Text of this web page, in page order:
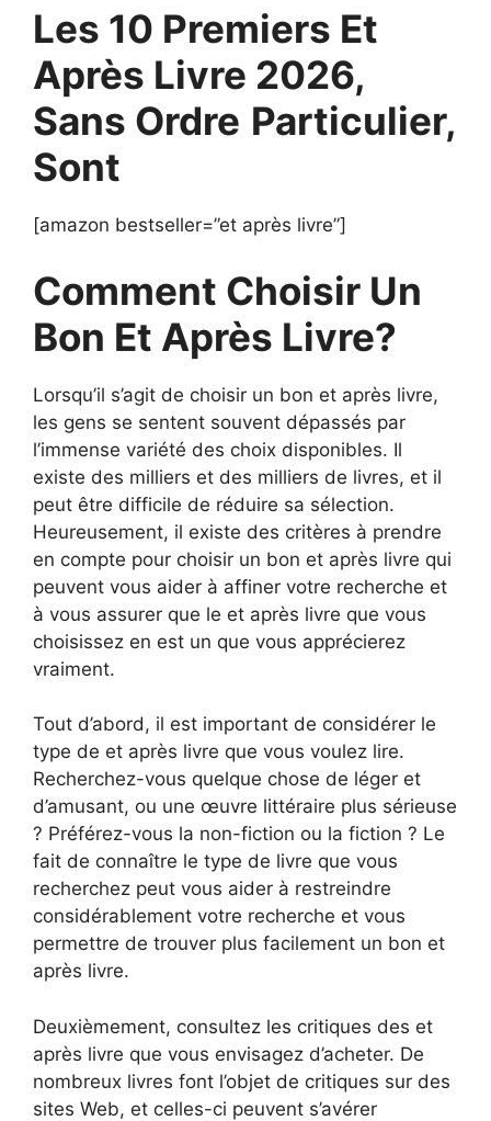
Les 10 Premiers Et
Après Livre 2026,
Sans Ordre Particulier,
Sont
[amazon bestseller=”et après livre”]
Comment Choisir Un
Bon Et Après Livre?
Lorsqu’il s’agit de choisir un bon et après livre,
les gens se sentent souvent dépassés par
l’immense variété des choix disponibles. Il
existe des milliers et des milliers de livres, et il
peut être difficile de réduire sa sélection.
Heureusement, il existe des critères à prendre
en compte pour choisir un bon et après livre qui
peuvent vous aider à affiner votre recherche et
à vous assurer que le et après livre que vous
choisissez en est un que vous apprécierez
vraiment.
Tout d’abord, il est important de considérer le
type de et après livre que vous voulez lire.
Recherchez-vous quelque chose de léger et
d’amusant, ou une œuvre littéraire plus sérieuse
? Préférez-vous la non-fiction ou la fiction ? Le
fait de connaître le type de livre que vous
recherchez peut vous aider à restreindre
considérablement votre recherche et vous
permettre de trouver plus facilement un bon et
après livre.
Deuxièmement, consultez les critiques des et
après livre que vous envisagez d’acheter. De
nombreux livres font l’objet de critiques sur des
sites Web, et celles-ci peuvent s’avérer